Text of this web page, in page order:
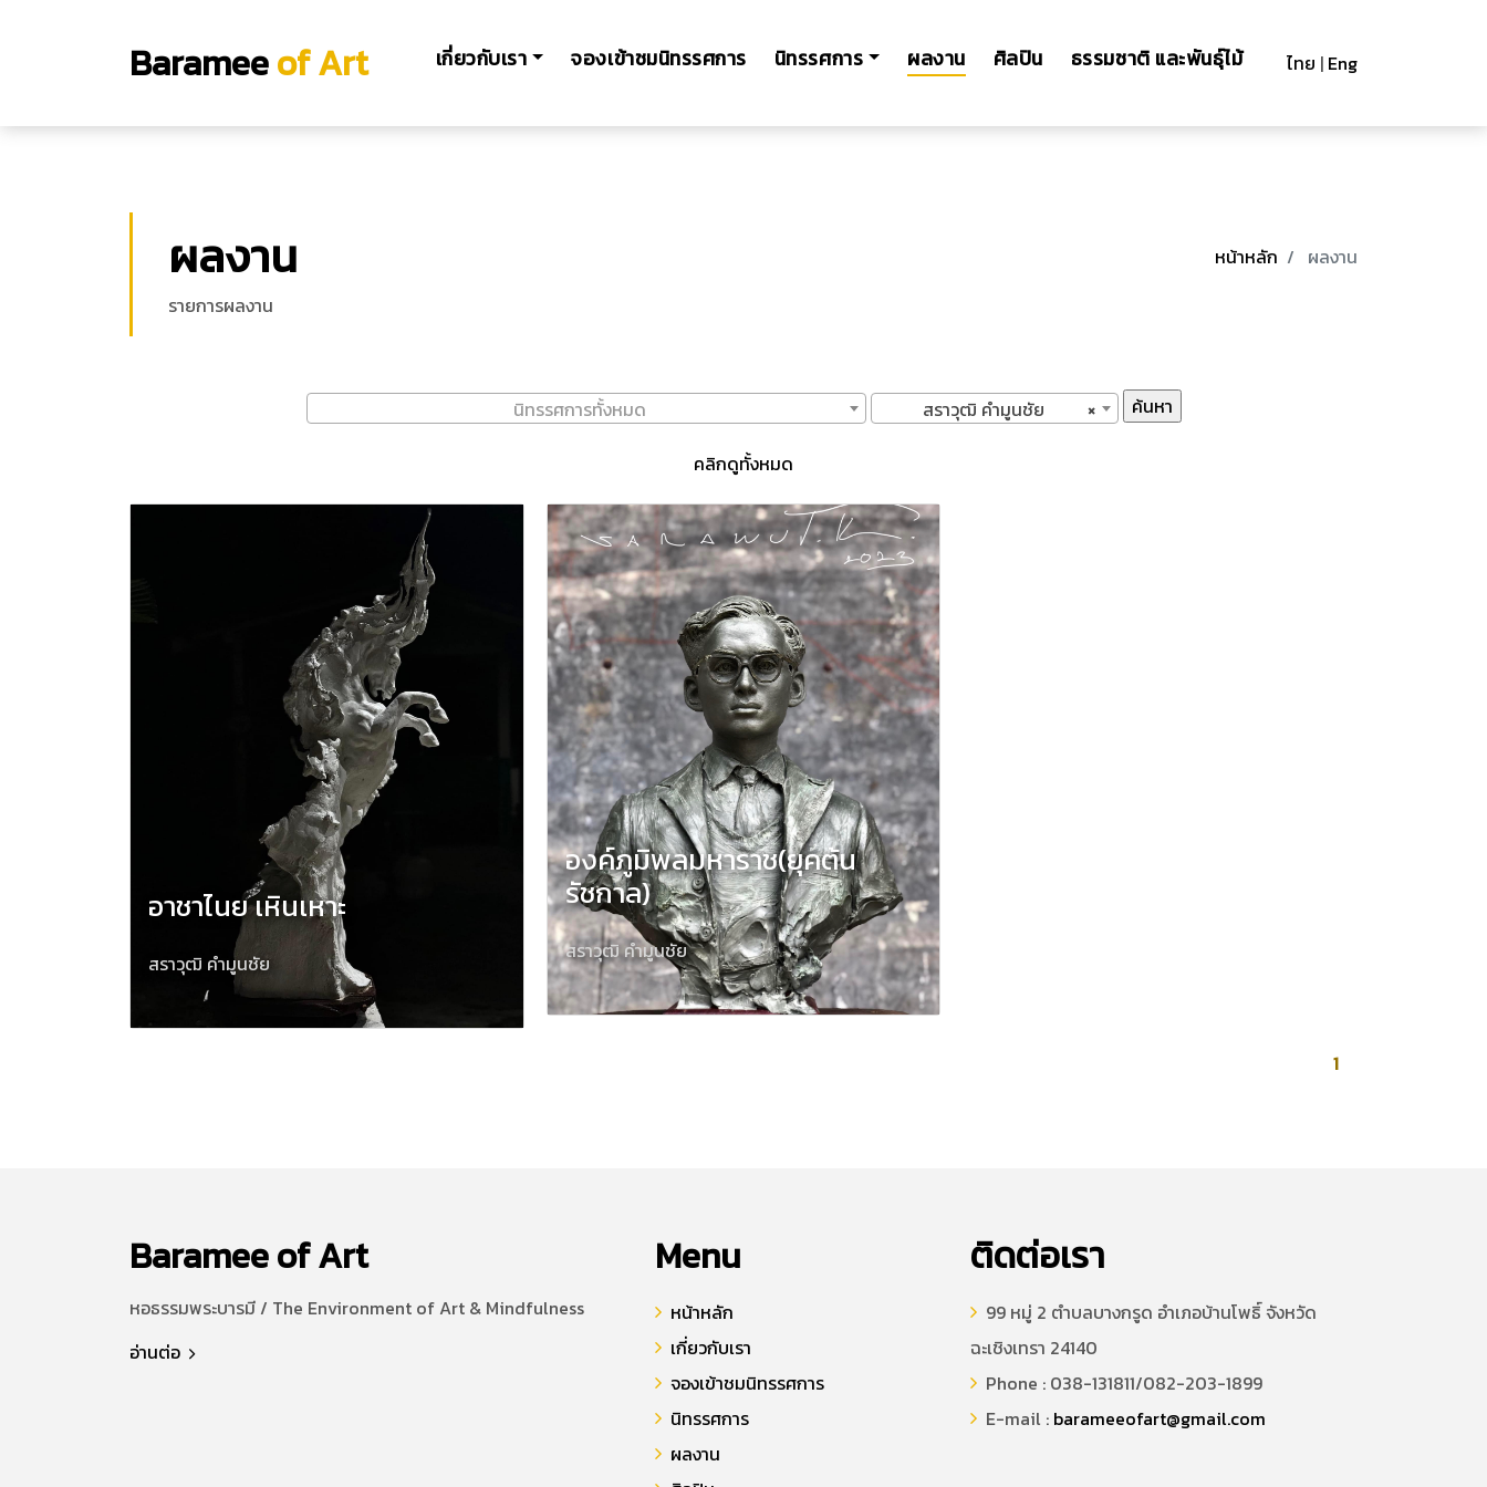
Barameeof Art เกี่ยวกับเรา จองเข้าชมนิทรรศการ นิทรรศการ ผลงาน ศิลปิน ธรรมชาติ และพันธุ์ไม้ ไทย | Eng
ผลงาน
รายการผลงาน
หน้าหลัก ผลงาน
นิทรรศการทั้งหมด ×
สราวุฒิ คำมูนชัย
คลิกดูทั้งหมด
อาชาไนย เหินเหาะ
สราวุฒิ คำมูนชัย
องค์ภูมิพลมหาราช(ยุคต้น
รัชกาล)
สราวุฒิ คำมูนชัย
1
Baramee of Art
หอธรรมพระบารมี / The Environment of Art & Mindfulness
อ่านต่อ
Menu
หน้าหลัก
เกี่ยวกับเรา
จองเข้าชมนิทรรศการ
นิทรรศการ
ผลงาน
ติดต่อเรา
99 หมู่ 2 ตำบลบางกรูด อำเภอบ้านโพธิ์ จังหวัด
ฉะเชิงเทรา 24140
Phone : 038-131811/082-203-1899
E-mail : barameeofart@gmail.com